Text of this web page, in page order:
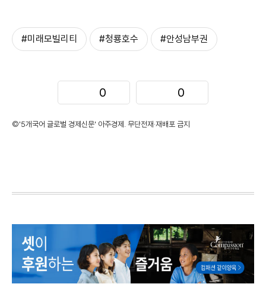
#미래모빌리티 #청룡호수 #안성남부권
0 0
©'5개국어 글로벌 경제신문' 아주경제. 무단전재·재배포 금지